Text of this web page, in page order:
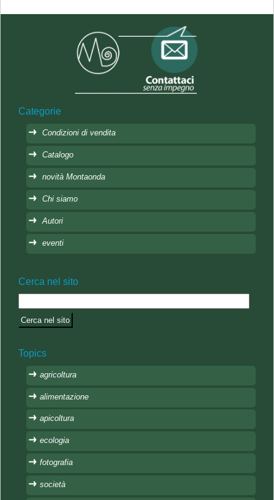
Categorie
Condizioni di vendita
Catalogo
novità Montaonda
Chi siamo
Autori
eventi
Cerca nel sito
Topics
agricoltura
alimentazione
apicoltura
ecologia
fotografia
società